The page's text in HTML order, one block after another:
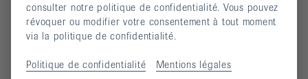
info@rheumaliga.ch
Formulaire de contact
Univers des dons
consulter notre politique de confidentialité. Vous pouvez
révoquer ou modifier votre consentement à tout moment
via la politique de confidentialité.
Politique de confidentialité Mentions légales